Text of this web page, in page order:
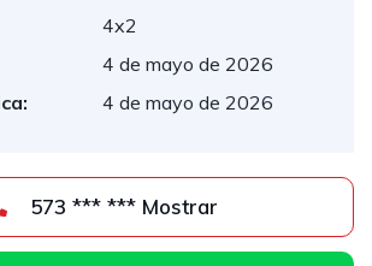
4x2
4 de mayo de 2026
4 de mayo de 2026
573 *** *** Mostrar